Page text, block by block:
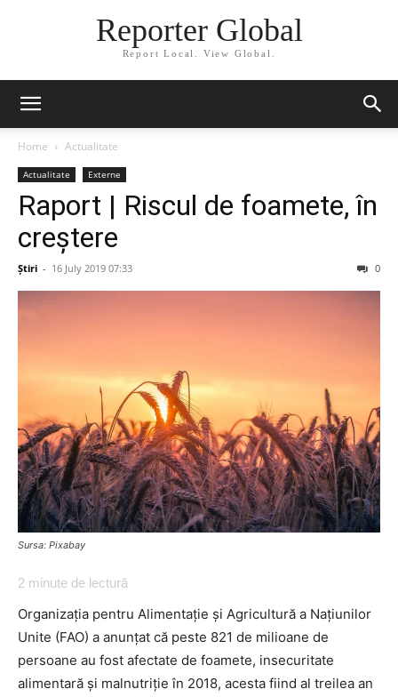
Reporter Global
Report Local. View Global.
Home Actualitate
Actualitate Externe
Raport | Riscul de foamete, în
creștere
Știri - 16 July 2019 07:33 0
Sursa: Pixabay
2 minute de lectură
Organizația pentru Alimentație și Agricultură a Națiunilor
Unite (FAO) a anunțat că peste 821 de milioane de
persoane au fost afectate de foamete, insecuritate
alimentară și malnutriție în 2018, acesta fiind al treilea an